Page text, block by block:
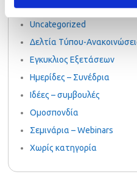
PalsoGoesGreen
Uncategorized
Δελτία Τύπου-
Εγκυκλιος Εξετάσεων
Ημερίδες – Συνέδρια
Ιδέες – συμβουλές
Ομοσπονδία
Σεμινάρια – Webinars
Χωρίς κατηγορία